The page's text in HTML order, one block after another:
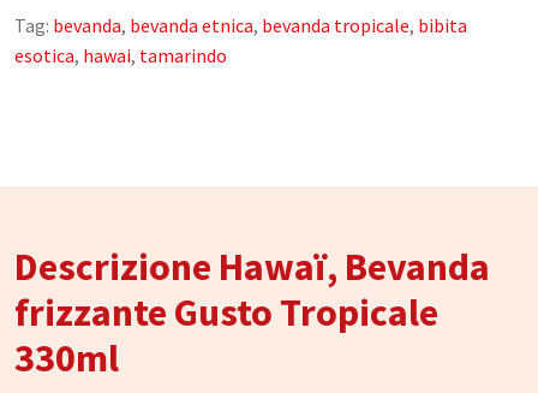
Tag: bevanda, bevanda etnica, bevanda tropicale, bibita
esotica, hawai, tamarindo
Descrizione Hawaï, Bevanda
frizzante Gusto Tropicale
330ml